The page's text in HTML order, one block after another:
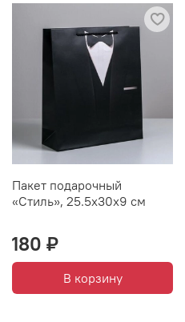
Пакет подарочный
«Стиль», 25.5х30х9 см
180 ₽
В корзину